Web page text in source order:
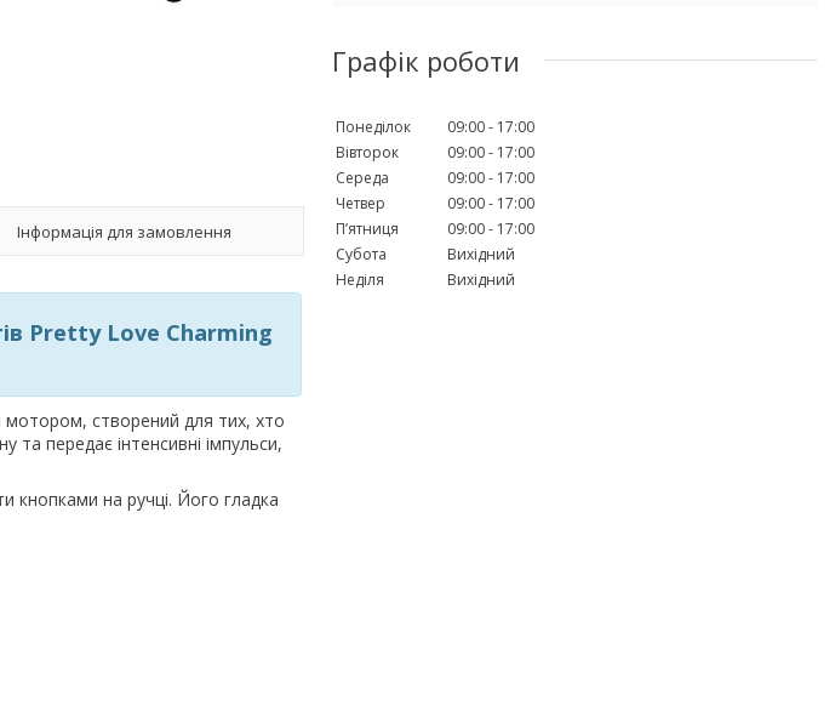
Інформація для замовлення
Pretty Love Charming
мотором, створений для тих, хто
передає інтенсивні імпульси,
кнопками на ручці. Його гладка
Графік роботи
Понеділок 09:00
17:00
Вівторок
09:00
17:00
Середа
09:00
17:00
Четвер
09:00
17:00
Пʼятниця
09:00
17:00
Субота
Вихідний
Неділя
Вихідний